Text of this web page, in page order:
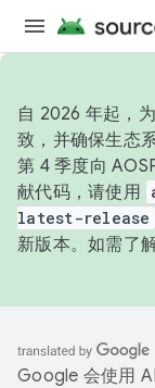
自 2026 年起，
致，并确保生态
第 4 季度向
献代码，请使用
latest-release
新版本。如需了
Google 会使用